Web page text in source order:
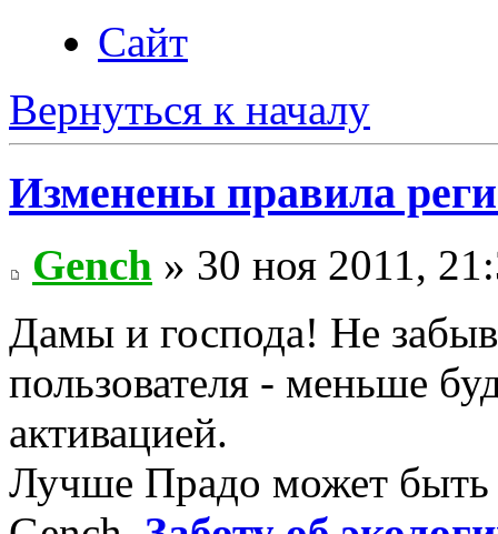
Сайт
Вернуться к началу
Изменены правила
Gench » 30 ноя 2011,
Дамы и господа! Не
пользователя - меньше
активацией.
Лучше Прадо может